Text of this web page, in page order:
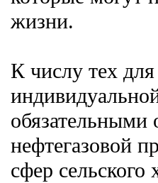
жизни.
К числу тех для
обязательными
нефтегазовой
сфер сельского